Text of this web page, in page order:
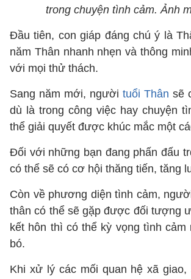
trong chuyện tình cảm. Ảnh
Đầu tiên, con giáp đáng chú ý là
năm Thân nhanh nhẹn và thông
với mọi thử thách.
Sang năm mới, người tuổi Thân sẽ
dù là trong công việc hay chuyện
thể giải quyết được khúc mắc một
Đối với những bạn đang phấn đấu
có thể sẽ có cơ hội thăng tiến, tăng
Còn về phương diện tình cảm,
thân có thể sẽ gặp được đối tượng
kết hôn thì có thể kỳ vọng tình cảm
bó.
Khi xử lý các mối quan hệ xã giao,